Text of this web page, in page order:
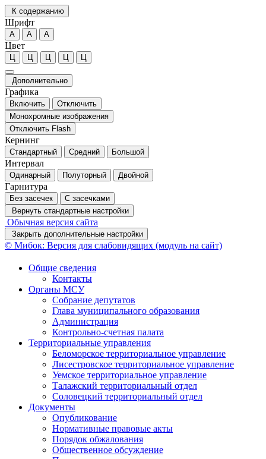
К содержанию
Шрифт
А А А
Цвет
Ц Ц Ц Ц Ц
Дополнительно
Графика
Включить
Отключить
Монохромные изображения
Отключить Flash
Кернинг
Стандартный Средний Большой
Интервал
Одинарный Полуторный Двойной
Гарнитура
Без засечек
С засечками
Вернуть стандартные настройки
Обычная версия сайта
Закрыть дополнительные настройки
© Мибок: Версия для слабовидящих (модуль на сайт)
Общие сведения
Контакты
Органы МСУ
Собрание депутатов
Глава муниципального образования
Администрация
Контрольно-счетная палата
Территориальные управления
Беломорское территориальное управление
Лисестровское территориальное управление
Уемское территориальное управление
Талажский территориальный отдел
Соловецкий территориальный отдел
Документы
Опубликование
Нормативные правовые акты
Порядок обжалования
Общественное обсуждение